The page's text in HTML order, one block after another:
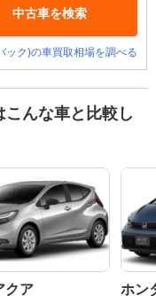
中古車を検索
ック)の車買取相場を調べる
んな車と比較し
クア ホン